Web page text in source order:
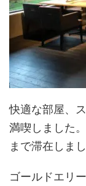
快適な部屋、
満喫しました
まで滞在しまし
ゴールドエリ